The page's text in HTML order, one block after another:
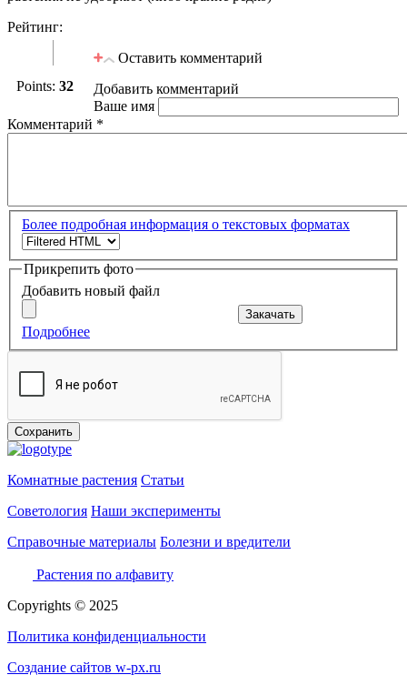
Рейтинг:
down!
Points: 32
Оставить комментарий
Добавить комментарий
Ваше имя
Комментарий *
Более подробная информация о текстовых форматах
Прикрепить фото
Добавить новый файл
Закачать
Подробнее
Допустимые типы файлов:
Сохранить
Комнатные растения Статьи
Советология Наши эксперименты
Справочные материалы Болезни и вредители
Растения по алфавиту
Copyrights © 2025
Политика конфиденциальности
Создание сайтов w-px.ru